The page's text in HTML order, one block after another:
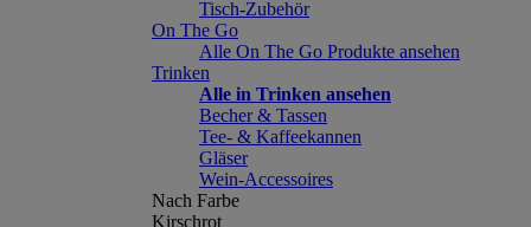
Tisch-Zubehör
On The Go
Alle On The Go Produkte ansehen
Trinken
Alle in Trinken ansehen
Becher & Tassen
Tee- & Kaffeekannen
Gläser
Wein-Accessoires
Nach Farbe
Kirschrot